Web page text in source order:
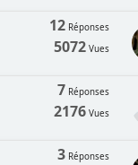
12Réponses
5072Vues
7 Réponses
2176Vues
3Réponses